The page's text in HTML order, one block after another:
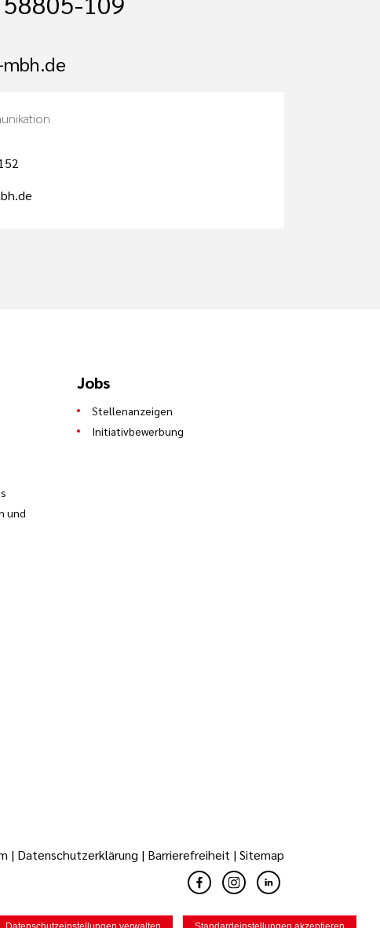
und
Jobs
Stellenanzeigen
Initiativbewerbung
| Datenschutzerklärung | Barrierefreiheit |Sitemap